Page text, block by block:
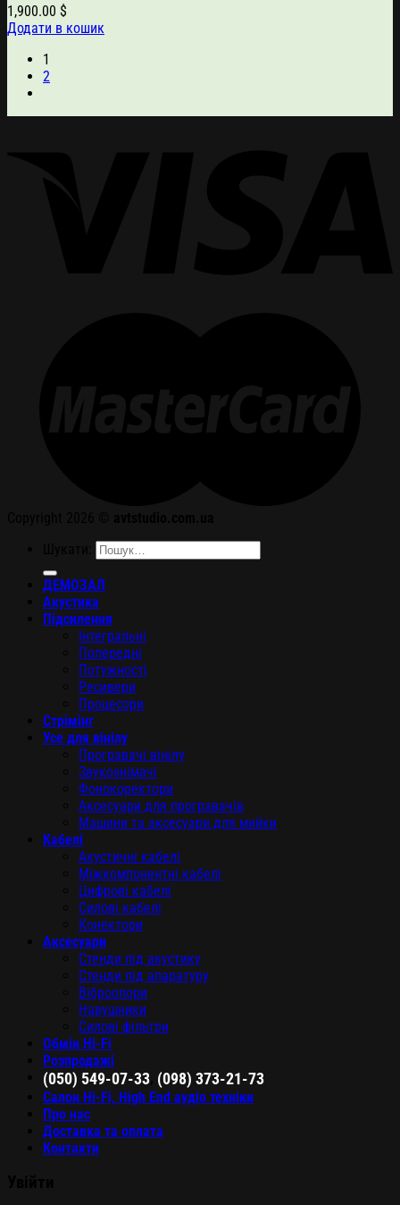
1,900.00 $
Додати в кошик
1
2
ДЕМОЗАЛ
Акустика
Підсилення
Інтегральні
Попередні
Потужності
Ресивери
Процесори
Стрімінг
Усе для вінілу
Програвачі вінілу
Звукознімачі
Фонокоректори
Аксесуари для програвачів
Машини та аксесуари для мийки
Кабелі
Акустичні кабелі
Міжкомпонентні кабелі
Цифрові кабелі
Силові кабелі
Конектори
Аксесуари
Стенди під акустику
Стенди під апаратуру
Віброопори
Навушники
Силові фільтри
Обмін Hi-Fi
Розпродажі
(050) 549-07-33 (098) 373-21-73
Салон Hi-Fi, High End аудіо техніки
Про нас
Доставка та оплата
Контакти